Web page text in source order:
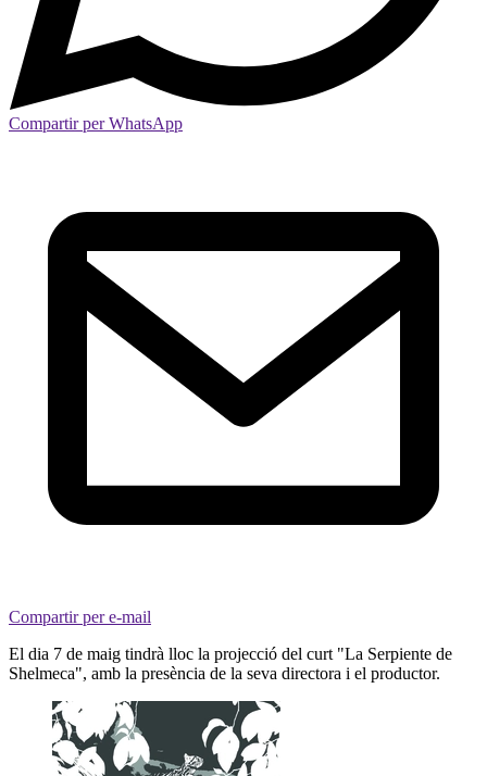
Compartir per WhatsApp
Compartir per e-mail
El dia 7 de maig tindrà lloc la projecció del curt "La Serpiente de
Shelmeca", amb la presència de la seva directora i el productor.